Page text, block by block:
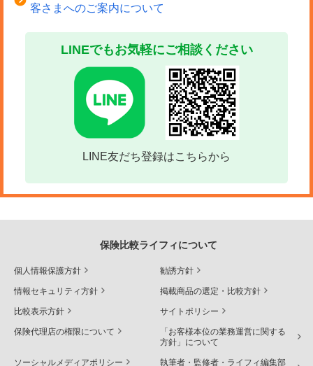
客さまへのご案内について
LINEでもお気軽にご相談ください
LINE友だち登録はこちらから
保険比較ライフィについて
個人情報保護方針 勧誘方針
情報セキュリティ方針 掲載商品の選定・比較方針
比較表示方針 サイトポリシー
保険代理店の権限について
「お客様本位の業務運営に関する
方針」について
ソーシャルメディアポリシー
執筆者・監修者・ライフィ編集部